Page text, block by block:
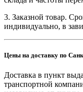
3. Заказной товар.
индивидуально, в
Цены на доставку по
Доставка в пункт
транспортной